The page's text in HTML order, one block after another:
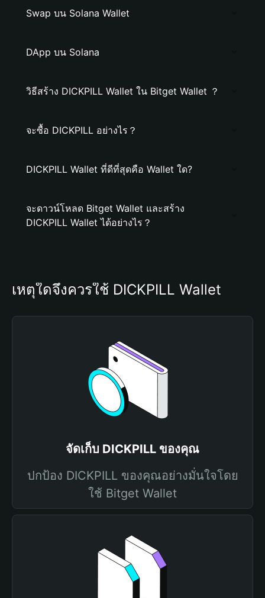
Swap บน Solana Wallet
DApp บน Solana
วิธีสร้าง DICKPILL Wallet ใน Bitget Wallet ？
จะซื้อ DICKPILL อย่างไร？
DICKPILL Wallet ที่ดีที่สุดคือ Wallet ใด?
จะดาวน์โหลด Bitget Wallet และสร้าง
DICKPILL Wallet ได้อย่างไร？
เหตุใดจึงควรใช้ DICKPILL Wallet
จัดเก็บ DICKPILL ของคุณ
ปกป้อง DICKPILL ของคุณอย่างมั่นใจโดย
ใช้ Bitget Wallet